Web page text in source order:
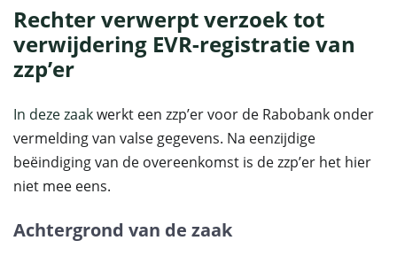
Rechter verwerpt verzoek tot
verwijdering EVR-registratie van
zzp’er
In deze zaakwerkt een zzp’er voor de Rabobank onder
vermelding van valse gegevens. Na eenzijdige
beëindiging van de overeenkomst is de zzp’er het hier
niet mee eens.
Achtergrond van de zaak